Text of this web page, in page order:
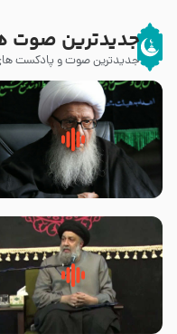
جدیدترین صوت
جدیدترین صوت و پادکست
زوّار اربعین امام حسین (علیه
السلام) با این اشتیاق به زیارت
لقب حضرت رقیه سلام الله علیها
چه معناست – حجت الاسلام علوی